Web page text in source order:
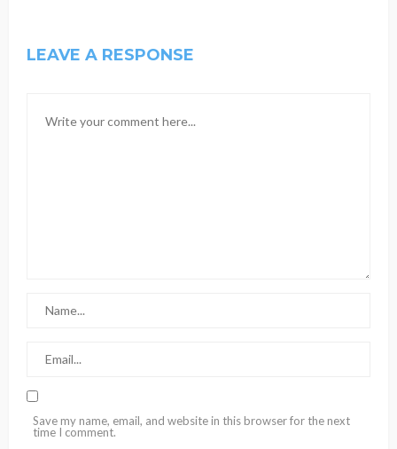
LEAVE A RESPONSE
Save my name, email, and website in this browser for the next
time I comment.